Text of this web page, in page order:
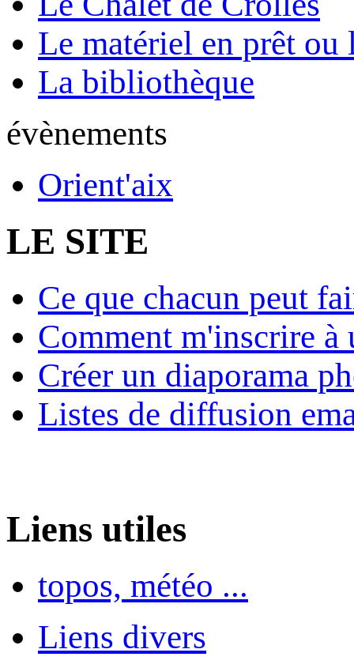
Le matériel en prêt ou
La bibliothèque
évènements
Orient'aix
LE SITE
Ce que chacun peut
Comment m'inscrire à
Créer un diaporama
Listes de diffusion
Liens utiles
topos, météo ...
Liens divers